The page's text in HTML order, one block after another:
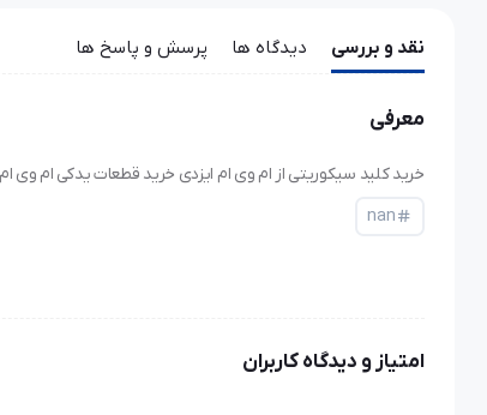
نقد و بررسی دیدگاه ها پرسش و پاسخ ها
معرفی
خرید کلید سیکوریتی از ام وی ام ایزدی خرید قطعات یدکی ام
nan
امتیاز و دیدگاه کاربران